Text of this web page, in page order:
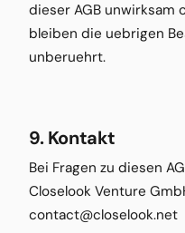
dieser AGB unwirksam
bleiben die uebrigen
unberuehrt.
9. Kontakt
Bei Fragen zu diesen
Closelook Venture
contact@closelook.net